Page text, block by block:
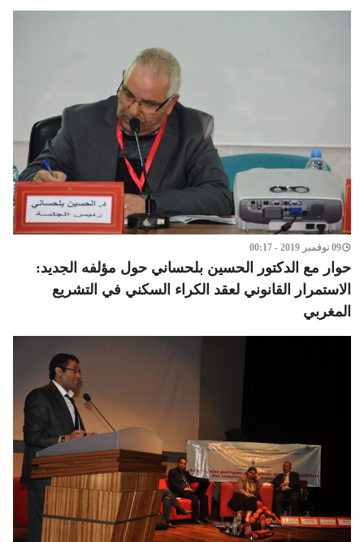
09 نوفمبر 2019 - 00:17
حوار مع الدكتور الحسين بلحساني حول مؤلفه الجديد:
الاستمرار القانوني لعقد الكراء السكني في التشريع
المغربي